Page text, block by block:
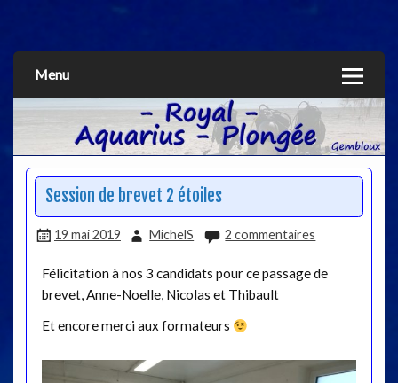
Menu
Session de brevet 2 étoiles
19 mai 2019 MichelS 2 commentaires
Félicitation à nos 3 candidats pour ce passage de
brevet, Anne-Noelle, Nicolas et Thibault
Et encore merci aux formateurs